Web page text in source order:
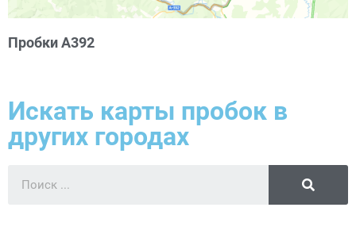
Пробки А392
Искать карты пробок в
других городах